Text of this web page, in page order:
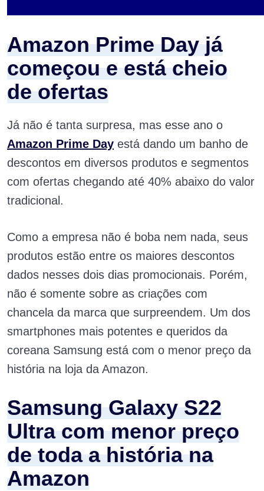
Amazon Prime Day já
começou e está cheio
de ofertas
Já não é tanta surpresa, mas esse ano o
Amazon Prime Day está dando um banho de
descontos em diversos produtos e segmentos
com ofertas chegando até 40% abaixo do valor
tradicional.
Como a empresa não é boba nem nada, seus
produtos estão entre os maiores descontos
dados nesses dois dias promocionais. Porém,
não é somente sobre as criações com
chancela da marca que surpreendem. Um dos
smartphones mais potentes e queridos da
coreana Samsung está com o menor preço da
história na loja da Amazon.
Samsung Galaxy S22
Ultra com menor preço
de toda a história na
Amazon